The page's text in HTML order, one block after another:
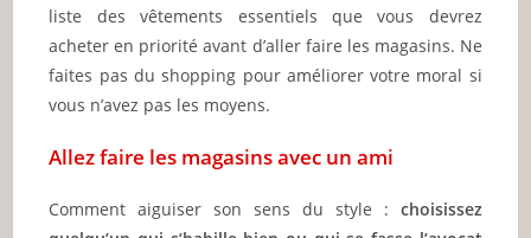
liste des vêtements essentiels que vous devrez
acheter en priorité avant d’aller faire les magasins. Ne
faites pas du shopping pour améliorer votre moral si
vous n’avez pas les moyens.
Allez faire les magasins avec un ami
Comment aiguiser son sens du style : choisissez